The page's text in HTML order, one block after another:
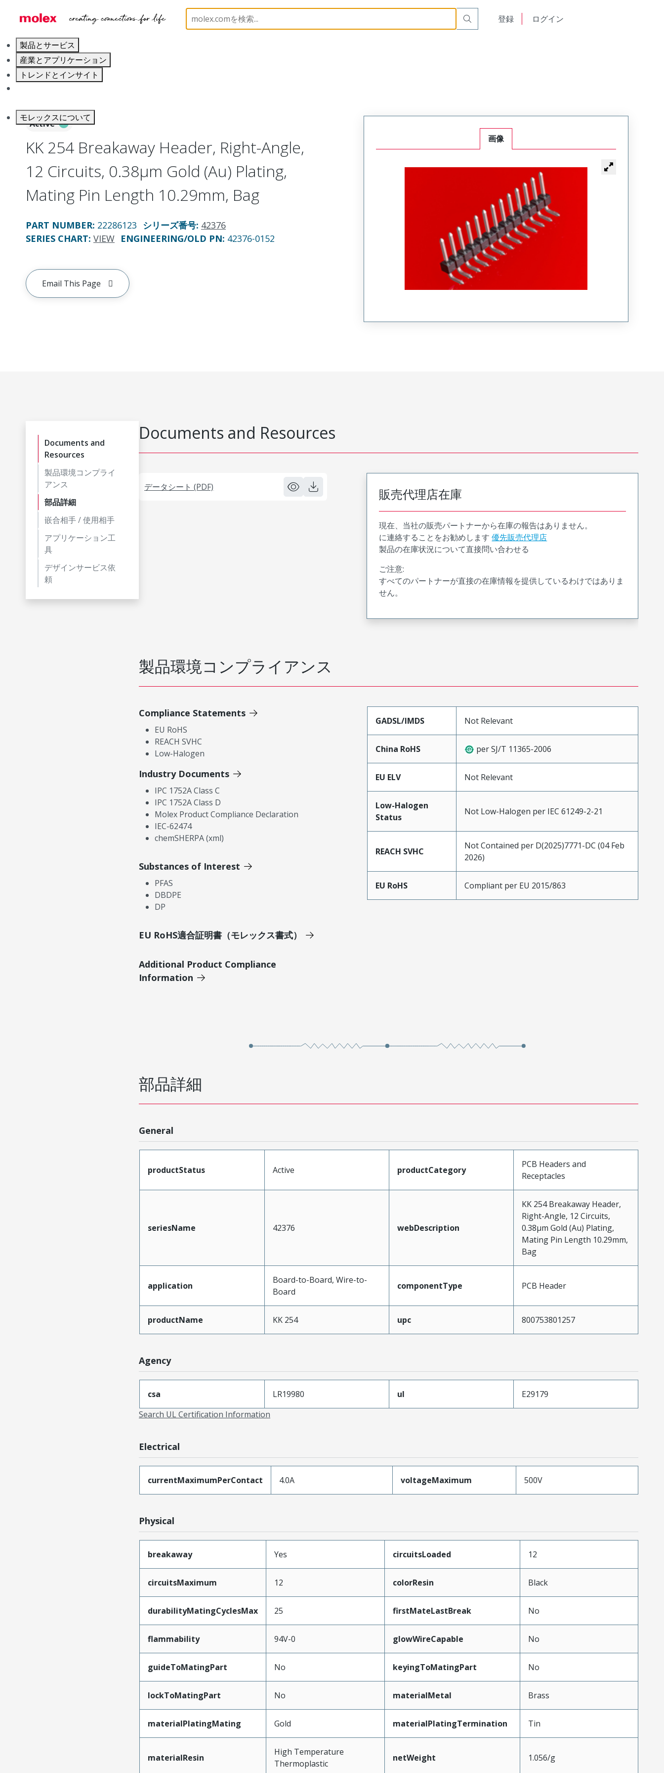
登録 ログイン
製品とサービス
産業とアプリケーション
トレンドとインサイト
モレックスについて
PCB / Wire Connectors PCB Headers and Receptacles 42376 22286123
Active
KK 254 Breakaway Header, Right-Angle,
12 Circuits, 0.38µm Gold (Au) Plating,
Mating Pin Length 10.29mm, Bag
PART NUMBER: 22286123 シリーズ番号: 42376
SERIES CHART: VIEW ENGINEERING/OLD PN: 42376-0152
Email This Page
画像
Documents and
Resources
製品環境コンプライ
アンス
部品詳細
嵌合相手 / 使用相手
アプリケーション工
具
デザインサービス依
頼
Documents and Resources
データシート (PDF) 販売代理店在庫
現在、当社の販売パートナーから在庫の報告はありません。
に連絡することをお勧めします 優先販売代理店
製品の在庫状況について直接問い合わせる
ご注意:
すべてのパートナーが直接の在庫情報を提供しているわけではありま
せん。
製品環境コンプライアンス
Compliance Statements
EU RoHS
REACH SVHC
Low-Halogen
Industry Documents
IPC 1752A Class C
IPC 1752A Class D
Molex Product Compliance Declaration
IEC-62474
chemSHERPA (xml)
Substances of Interest
PFAS
DBDPE
DP
EU RoHS適合証明書（モレックス書式）
Additional Product Compliance
Information
GADSL/IMDS Not Relevant
China RoHS per SJ/T 11365-2006
EU ELV Not Relevant
Low-Halogen
Status
Not Low-Halogen per IEC 61249-2-21
REACH SVHC
Not Contained per D(2025)7771-DC (04 Feb
2026)
EU RoHS Compliant per EU 2015/863
部品詳細
General
productStatus Active productCategory
PCB Headers and
Receptacles
seriesName 42376 webDescription
KK 254 Breakaway Header,
Right-Angle, 12 Circuits,
0.38µm Gold (Au) Plating,
Mating Pin Length 10.29mm,
Bag
application
Board-to-Board, Wire-to-
Board
componentType PCB Header
productName KK 254 upc 800753801257
Agency
csa LR19980 ul
E29179
Search UL Certification Information
Electrical
currentMaximumPerContact 4.0A voltageMaximum 500V
Physical
breakaway Yes circuitsLoaded 12
circuitsMaximum 12 colorResin Black
durabilityMatingCyclesMax 25 firstMateLastBreak No
flammability 94V-0 glowWireCapable No
guideToMatingPart No keyingToMatingPart No
lockToMatingPart No materialMetal Brass
materialPlatingMating Gold materialPlatingTermination Tin
materialResin
High Temperature
Thermoplastic
netWeight 1.056/g